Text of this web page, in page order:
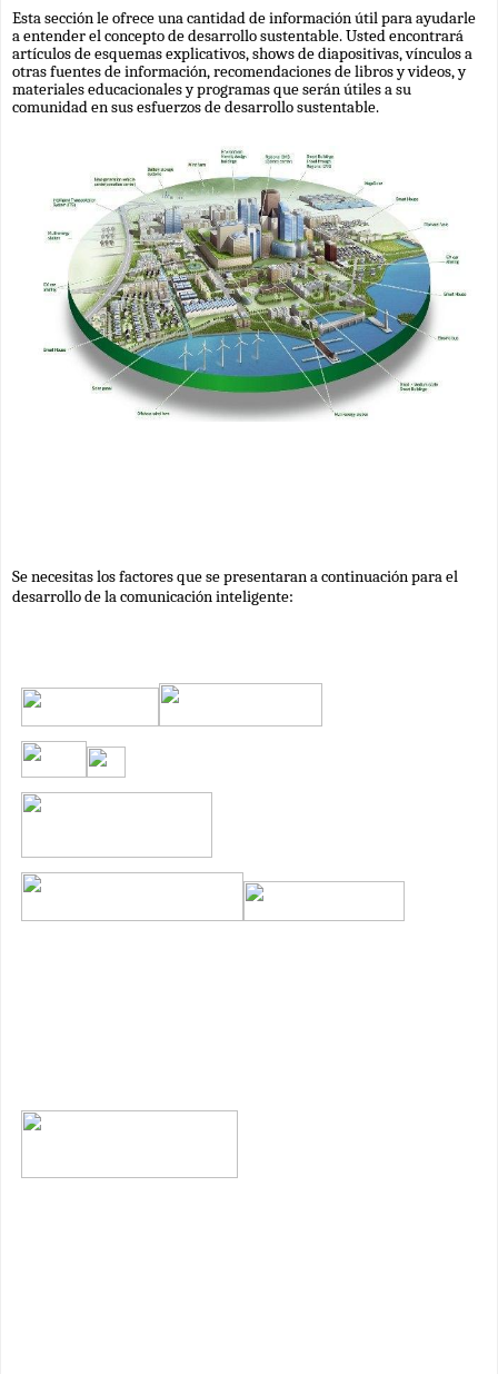
Esta sección le ofrece una cantidad de información útil para ayudarle
a entender el concepto de desarrollo sustentable. Usted encontrará
artículos de esquemas explicativos, shows de diapositivas, vínculos a
otras fuentes de información, recomendaciones de libros y videos, y
materiales educacionales y programas que serán útiles a su
comunidad en sus esfuerzos de desarrollo sustentable.
Se necesitas los factores que se presentaran a continuación para el
desarrollo de la comunicación inteligente: